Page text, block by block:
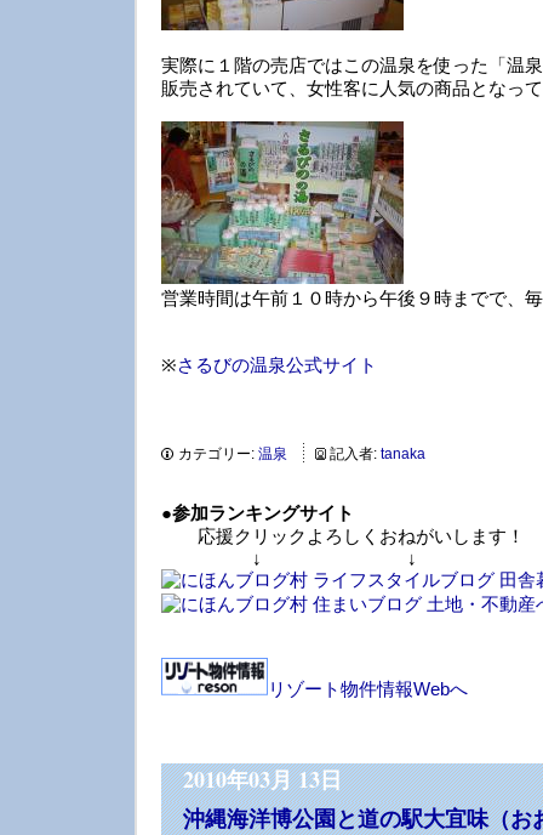
実際に１階の売店ではこの温泉を使った「温
販売されていて、女性客に人気の商品となっ
営業時間は午前１０時から午後９時までで、
※さるびの温泉公式サイト
カテゴリー: 温泉 記入者: tanaka
●参加ランキングサイト
応援クリックよろしくおねがいします！
↓ ↓
リゾート物件情報Webへ
2010年03月 13日
沖縄海洋博公園と道の駅大宜味（お